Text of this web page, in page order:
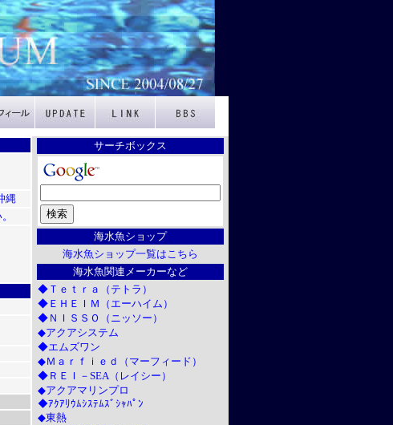
縄
サーチボックス
海水魚ショップ
海水魚ショップ一覧はこちら
海水魚関連メーカーなど
◆Ｔｅｔｒａ（テトラ）
◆ＥＨＥＩＭ（エーハイム）
◆ＮＩＳＳＯ（ニッソー）
◆アクアシステム
◆エムズワン
◆Ｍａｒｆｉｅｄ（マーフィード）
◆ＲＥＩ－SEA（レイシー）
◆アクアマリンプロ
◆ｱｸｱﾘｳﾑｼｽﾃﾑｽﾞｼｬﾊﾟﾝ
◆東熱